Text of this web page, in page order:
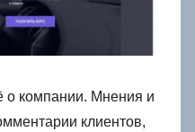
о компании. Мнения и
клиентов,